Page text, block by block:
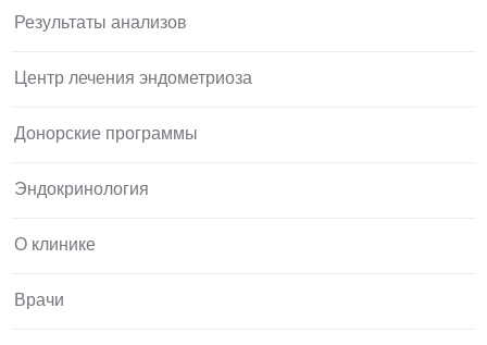
Результаты анализов
Центр лечения эндометриоза
Донорские программы
Эндокринология
О клинике
Врачи